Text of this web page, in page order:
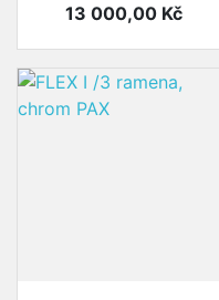
Cena
13 000,00 Kč